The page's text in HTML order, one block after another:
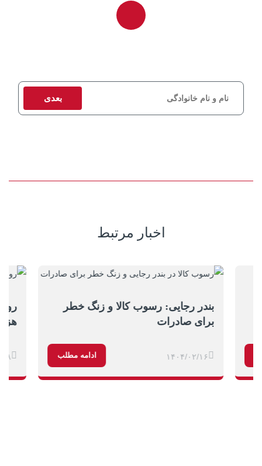
بعدی
اخبار مرتبط
بندر رجایی: رسوب کالا و زنگ خطر
برای صادرات
۱۴۰۴/۰۲/۱۶ ادامه مطلب